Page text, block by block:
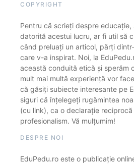
COPYRIGHT
Pentru că scrieți despre
datorită acestui lucru, ar fi util să
când preluați un articol, părți
care v-a inspirat. Noi, la
această conduită etică și sperăm
mult mai multă experiență vor
că găsiți subiecte interesante pe
siguri că înțelegeți rugămintea
(cu link), ca o declarație
profesionalism. Vă mulțumim!
DESPRE NOI
EduPedu.ro este o publicație